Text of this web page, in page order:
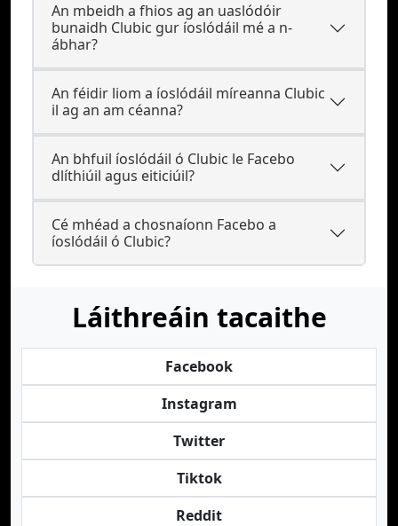
An mbeidh a fhios ag an uaslódóir
bunaidh Clubic gur íoslódáil mé a n-
ábhar?
An féidir liom a íoslódáil míreanna Clubic
il ag an am céanna?
An bhfuil íoslódáil ó Clubic le Facebo
dlíthiúil agus eiticiúil?
Cé mhéad a chosnaíonn Facebo a
íoslódáil ó Clubic?
Láithreáin tacaithe
Facebook
Instagram
Twitter
Tiktok
Reddit